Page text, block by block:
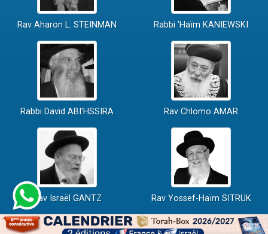
Rav Aharon L. STEINMAN Rabbi 'Haïm KANIEWSKI
Rabbi David ABI'HSSIRA Rav Chlomo AMAR
Rav Israël GANTZ Rav Yossef-Haïm SITRUK